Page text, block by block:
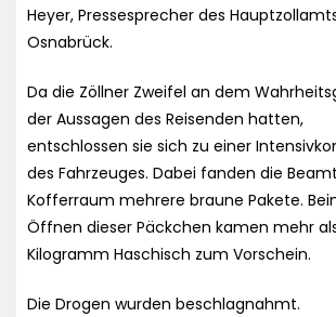
Heyer, Pressesprecher des
Osnabrück.
Da die Zöllner Zweifel an dem
der Aussagen des Reisenden hatten,
entschlossen sie sich zu einer
des Fahrzeuges. Dabei fanden die
Kofferraum mehrere braune Pakete.
Öffnen dieser Päckchen kamen mehr
Kilogramm Haschisch zum Vorschein.
Die Drogen wurden beschlagnahmt.